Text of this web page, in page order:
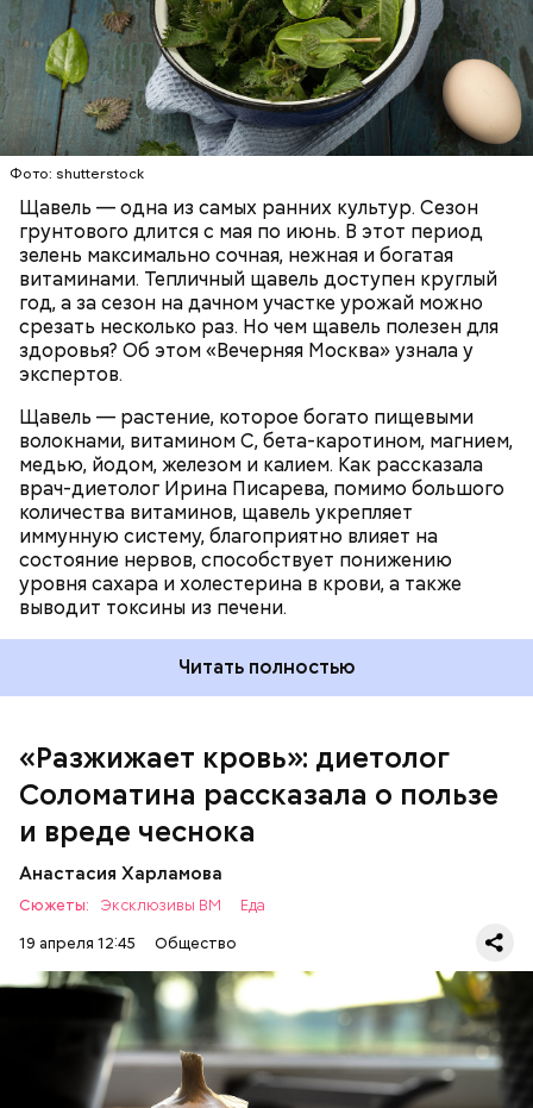
Фото: shutterstock
Щавель — одна из самых ранних культур. Сезон
грунтового длится с мая по июнь. В этот период
зелень максимально сочная, нежная и богатая
витаминами. Тепличный щавель доступен круглый
год, а за сезон на дачном участке урожай можно
срезать несколько раз. Но чем щавель полезен для
здоровья? Об этом «Вечерняя Москва» узнала у
экспертов.
Щавель — растение, которое богато пищевыми
волокнами, витамином С, бета-каротином, магнием,
медью, йодом, железом и калием. Как рассказала
врач-диетолог Ирина Писарева, помимо большого
количества витаминов, щавель укрепляет
иммунную систему, благоприятно влияет на
состояние нервов, способствует понижению
уровня сахара и холестерина в крови, а также
выводит токсины из печени.
Опасность же щавеля состоит в том, что он
содержит большое количество щавелевой кислоты,
которая может способствовать образованию
Читать полностью
ЗДОРОВЬЕ ВРАЧИ
РАСТЕНИЯ
ПРОДУКТЫ
«Разжижает кровь»: диетолог
Соломатина рассказала о пользе
и вреде чеснока
Анастасия Харламова
Сюжеты: Эксклюзивы ВМ
Еда
19 апреля 12:45
Общество
Диетолог Соломатина
рассказала, что лучше есть при
гриппе и коронавирусе
— Чеснок является достаточно полезным
продуктом. В нем содержатся уникальные
эфирные масла. Они отпугивают потенциальные
вирусы. Это нужно взять на вооружение для себя. Я
рекомендую есть чеснок во время простуды. Но он
не может быть единственным средством для
борьбы с простудой, — подчеркнула специалист.
Диетолог отметила, что норма потребления
— Я советую есть не более одного зубчика чеснока
в сыром виде в день. Тем не менее некоторым
людям стоит вообще отказаться от данного
продукта. Например, тем, у кого есть проблемы с
желудочно-кишечным трактом. Эфирные масла
оказывают раздражающее действие на слизистые
оболочки кишечника и могут вызвать обострение,
— предупредила Соломатина.
ЗДОРОВЬЕ ВРАЧИ ПРОДУКТЫ